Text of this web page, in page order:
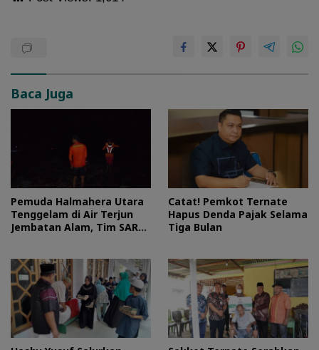
Baca Juga
Pemuda Halmahera Utara
Tenggelam di Air Terjun
Jembatan Alam, Tim SAR
Catat! Pemkot Ternate
Hapus Denda Pajak Selama
Tiga Bulan